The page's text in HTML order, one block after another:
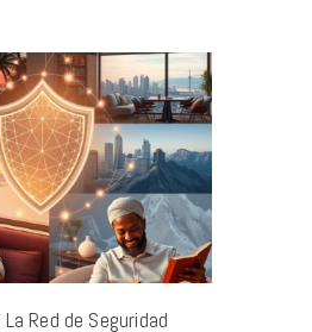
Red de Seguridad